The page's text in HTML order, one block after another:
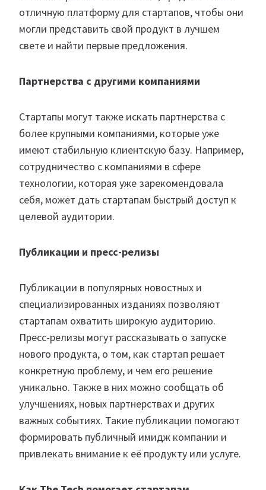
отличную платформу для стартапов, чтобы они
могли представить свой продукт в лучшем
свете и найти первые предложения.
Партнерства с другими компаниями
Стартапы могут также искать партнерства с
более крупными компаниями, которые уже
имеют стабильную клиентскую базу. Например,
сотрудничество с компаниями в сфере
технологии, которая уже зарекомендовала
себя, может дать стартапам быстрый доступ к
целевой аудитории.
Публикации и пресс-релизы
Публикации в популярных новостных и
специализированных изданиях позволяют
стартапам охватить широкую аудиторию.
Пресс-релизы могут рассказывать о запуске
нового продукта, о том, как стартап решает
конкретную проблему, и чем его решение
уникально. Также в них можно сообщать об
улучшениях, новых партнерствах и других
важных событиях. Такие публикации помогают
формировать публичный имидж компании и
привлекать внимание к её продукту или услуге.